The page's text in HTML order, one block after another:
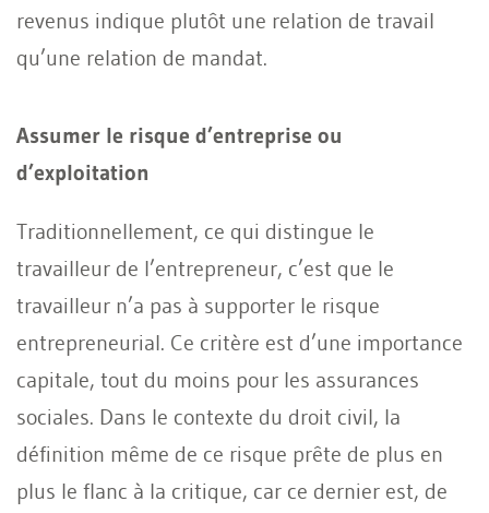
revenus indique plutôt une relation de travail
qu’une relation de mandat.
Assumer le risque d’entreprise ou
d’exploitation
Traditionnellement, ce qui distingue le
travailleur de l’entrepreneur, c’est que le
travailleur n’a pas à supporter le risque
entrepreneurial. Ce critère est d’une importance
capitale, tout du moins pour les assurances
sociales. Dans le contexte du droit civil, la
définition même de ce risque prête de plus en
plus le flanc à la critique, car ce dernier est, de